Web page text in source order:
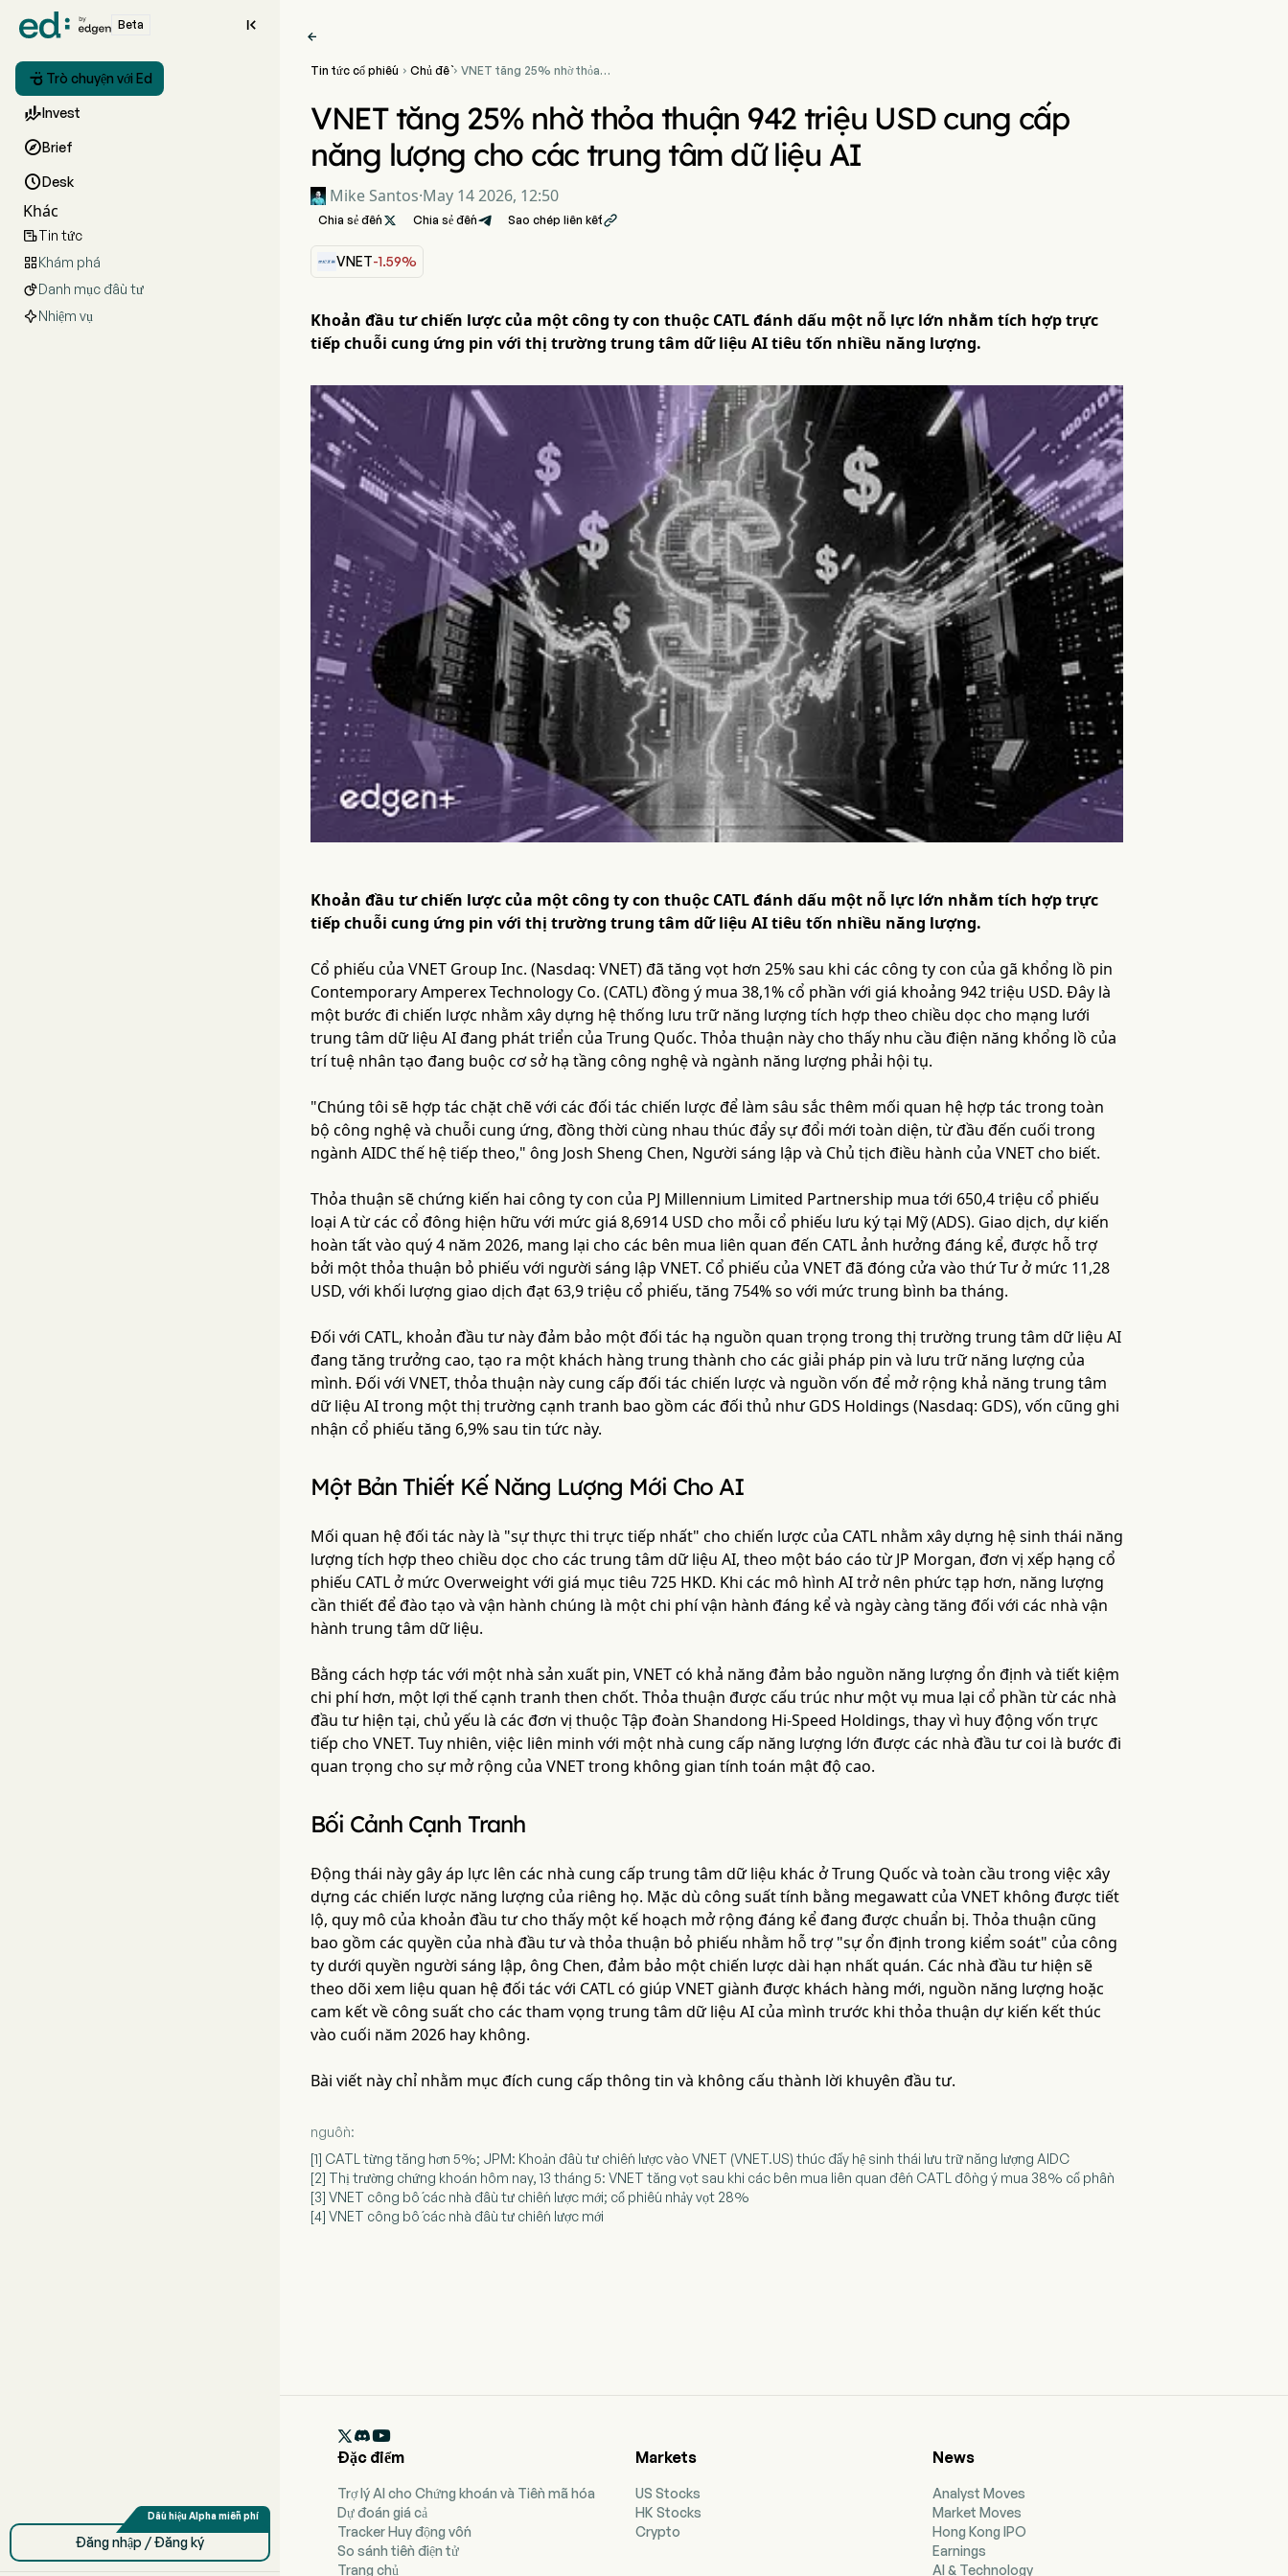
Beta 
 Trò chuyện với Ed
Invest
Brief
Desk
Khác
Tin tức
Khám phá
Danh mục đầu tư
Nhiệm vụ
Đăng nhập / Đăng ký

Tin tức cổ phiếu  Chủ đề VNET tăng 25% nhờ thỏa
trung tâm dữ liệu AI
VNET tăng 25% nhờ thỏa thuận 942 triệu USD cung cấp
năng lượng cho các trung tâm dữ liệu AI
Mike Santos·May 14 2026, 12:50
Chia sẻ đến  Chia sẻ đến Sao chép liên kết
VNET-1.59%
Khoản đầu tư chiến lược của một công ty con thuộc CATL đánh dấu một nỗ lực lớn nhằm tích hợp trực
tiếp chuỗi cung ứng pin với thị trường trung tâm dữ liệu AI tiêu tốn nhiều năng lượng.
Khoản đầu tư chiến lược của một công ty con thuộc CATL đánh dấu một nỗ lực lớn nhằm tích hợp trực
tiếp chuỗi cung ứng pin với thị trường trung tâm dữ liệu AI tiêu tốn nhiều năng lượng.
Cổ phiếu của VNET Group Inc. (Nasdaq: VNET) đã tăng vọt hơn 25% sau khi các công ty con của gã khổng lồ pin
Contemporary Amperex Technology Co. (CATL) đồng ý mua 38,1% cổ phần với giá khoảng 942 triệu USD. Đây là
một bước đi chiến lược nhằm xây dựng hệ thống lưu trữ năng lượng tích hợp theo chiều dọc cho mạng lưới
trung tâm dữ liệu AI đang phát triển của Trung Quốc. Thỏa thuận này cho thấy nhu cầu điện năng khổng lồ của
trí tuệ nhân tạo đang buộc cơ sở hạ tầng công nghệ và ngành năng lượng phải hội tụ.
"Chúng tôi sẽ hợp tác chặt chẽ với các đối tác chiến lược để làm sâu sắc thêm mối quan hệ hợp tác trong toàn
bộ công nghệ và chuỗi cung ứng, đồng thời cùng nhau thúc đẩy sự đổi mới toàn diện, từ đầu đến cuối trong
ngành AIDC thế hệ tiếp theo," ông Josh Sheng Chen, Người sáng lập và Chủ tịch điều hành của VNET cho biết.
Thỏa thuận sẽ chứng kiến hai công ty con của PJ Millennium Limited Partnership mua tới 650,4 triệu cổ phiếu
loại A từ các cổ đông hiện hữu với mức giá 8,6914 USD cho mỗi cổ phiếu lưu ký tại Mỹ (ADS). Giao dịch, dự kiến
hoàn tất vào quý 4 năm 2026, mang lại cho các bên mua liên quan đến CATL ảnh hưởng đáng kể, được hỗ trợ
bởi một thỏa thuận bỏ phiếu với người sáng lập VNET. Cổ phiếu của VNET đã đóng cửa vào thứ Tư ở mức 11,28
USD, với khối lượng giao dịch đạt 63,9 triệu cổ phiếu, tăng 754% so với mức trung bình ba tháng.
Đối với CATL, khoản đầu tư này đảm bảo một đối tác hạ nguồn quan trọng trong thị trường trung tâm dữ liệu AI
đang tăng trưởng cao, tạo ra một khách hàng trung thành cho các giải pháp pin và lưu trữ năng lượng của
mình. Đối với VNET, thỏa thuận này cung cấp đối tác chiến lược và nguồn vốn để mở rộng khả năng trung tâm
dữ liệu AI trong một thị trường cạnh tranh bao gồm các đối thủ như GDS Holdings (Nasdaq: GDS), vốn cũng ghi
nhận cổ phiếu tăng 6,9% sau tin tức này.
Một Bản Thiết Kế Năng Lượng Mới Cho AI
Mối quan hệ đối tác này là "sự thực thi trực tiếp nhất" cho chiến lược của CATL nhằm xây dựng hệ sinh thái năng
lượng tích hợp theo chiều dọc cho các trung tâm dữ liệu AI, theo một báo cáo từ JP Morgan, đơn vị xếp hạng cổ
phiếu CATL ở mức Overweight với giá mục tiêu 725 HKD. Khi các mô hình AI trở nên phức tạp hơn, năng lượng
cần thiết để đào tạo và vận hành chúng là một chi phí vận hành đáng kể và ngày càng tăng đối với các nhà vận
hành trung tâm dữ liệu.
Bằng cách hợp tác với một nhà sản xuất pin, VNET có khả năng đảm bảo nguồn năng lượng ổn định và tiết kiệm
chi phí hơn, một lợi thế cạnh tranh then chốt. Thỏa thuận được cấu trúc như một vụ mua lại cổ phần từ các nhà
đầu tư hiện tại, chủ yếu là các đơn vị thuộc Tập đoàn Shandong Hi-Speed Holdings, thay vì huy động vốn trực
tiếp cho VNET. Tuy nhiên, việc liên minh với một nhà cung cấp năng lượng lớn được các nhà đầu tư coi là bước đi
quan trọng cho sự mở rộng của VNET trong không gian tính toán mật độ cao.
Bối Cảnh Cạnh Tranh
Động thái này gây áp lực lên các nhà cung cấp trung tâm dữ liệu khác ở Trung Quốc và toàn cầu trong việc xây
dựng các chiến lược năng lượng của riêng họ. Mặc dù công suất tính bằng megawatt của VNET không được tiết
lộ, quy mô của khoản đầu tư cho thấy một kế hoạch mở rộng đáng kể đang được chuẩn bị. Thỏa thuận cũng
bao gồm các quyền của nhà đầu tư và thỏa thuận bỏ phiếu nhằm hỗ trợ "sự ổn định trong kiểm soát" của công
ty dưới quyền người sáng lập, ông Chen, đảm bảo một chiến lược dài hạn nhất quán. Các nhà đầu tư hiện sẽ
theo dõi xem liệu quan hệ đối tác với CATL có giúp VNET giành được khách hàng mới, nguồn năng lượng hoặc
cam kết về công suất cho các tham vọng trung tâm dữ liệu AI của mình trước khi thỏa thuận dự kiến kết thúc
vào cuối năm 2026 hay không.
Bài viết này chỉ nhằm mục đích cung cấp thông tin và không cấu thành lời khuyên đầu tư.
nguồn:
[1] CATL từng tăng hơn 5%; JPM: Khoản đầu tư chiến lược vào VNET (VNET.US) thúc đẩy hệ sinh thái lưu trữ năng lượng AIDC
[2] Thị trường chứng khoán hôm nay, 13 tháng 5: VNET tăng vọt sau khi các bên mua liên quan đến CATL đồng ý mua 38% cổ phần
[3] VNET công bố các nhà đầu tư chiến lược mới; cổ phiếu nhảy vọt 28%
[4] VNET công bố các nhà đầu tư chiến lược mới

Đặc điểm
Trợ lý AI cho Chứng khoán và Tiền mã hóa
Dự đoán giá cả
Tracker Huy động vốn
So sánh tiền điện tử
Trang chủ
Markets
US Stocks
HK Stocks
Crypto
News
Analyst Moves
Market Moves
Hong Kong IPO
Earnings
AI & Technology